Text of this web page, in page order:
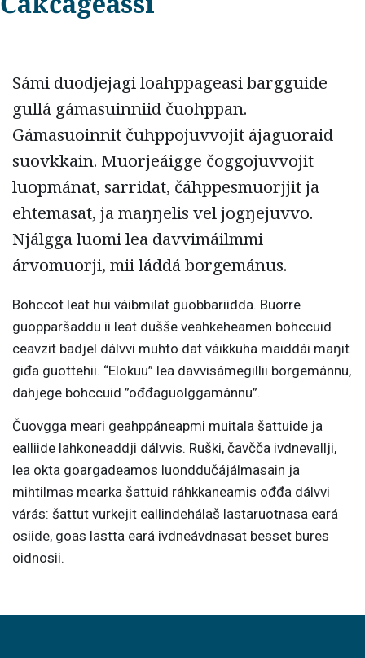
Sámi duodjejagi loahppageasi bargguide
gullá gámasuinniid čuohppan.
Gámasuoinnit čuhppojuvvojit ájaguoraid
suovkkain. Muorjeáigge čoggojuvvojit
luopmánat, sarridat, čáhppesmuorjjit ja
ehtemasat, ja maŋŋelis vel jogŋejuvvo.
Njálgga luomi lea davvimáilmmi
árvomuorji, mii láddá borgemánus.
Bohccot leat hui váibmilat guobbariidda. Buorre
guopparšaddu ii leat dušše veahkeheamen bohccuid
ceavzit badjel dálvvi muhto dat váikkuha maiddái maŋit
giđa guottehii. “Elokuu” lea davvisámegillii borgemánnu,
dahjege bohccuid ”ođđaguolggamánnu”.
Čuovgga meari geahppáneapmi muitala šattuide ja
ealliide lahkoneaddji dálvvis. Ruški, čavčča ivdnevallji,
lea okta goargadeamos luonddučájálmasain ja
mihtilmas mearka šattuid ráhkkaneamis ođđa dálvvi
várás: šattut vurkejit eallindehálaš lastaruotnasa eará
osiide, goas lastta eará ivdneávdnasat besset bures
oidnosii.